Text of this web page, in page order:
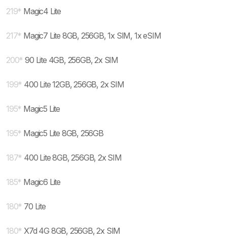
219* Magic4 Lite
217* Magic7 Lite 8GB, 256GB, 1x SIM, 1x eSIM
200* 90 Lite 4GB, 256GB, 2x SIM
199* 400 Lite 12GB, 256GB, 2x SIM
195* Magic5 Lite
195* Magic5 Lite 8GB, 256GB
187* 400 Lite 8GB, 256GB, 2x SIM
185* Magic6 Lite
180* 70 Lite
180* X7d 4G 8GB, 256GB, 2x SIM